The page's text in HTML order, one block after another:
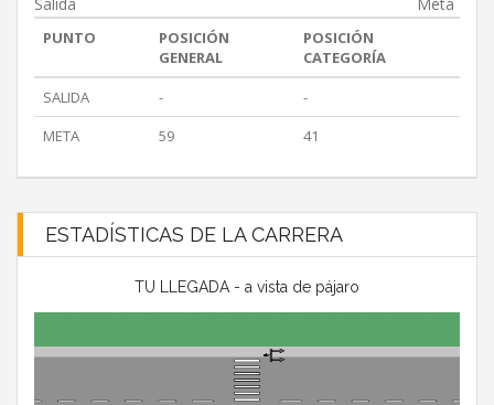
Salida Meta
PUNTO
POSICIÓN
GENERAL
POSICIÓN
CATEGORÍA
SALIDA
-
-
META
59 41
ESTADÍSTICAS DE LA CARRERA
TU LLEGADA - a vista de pájaro